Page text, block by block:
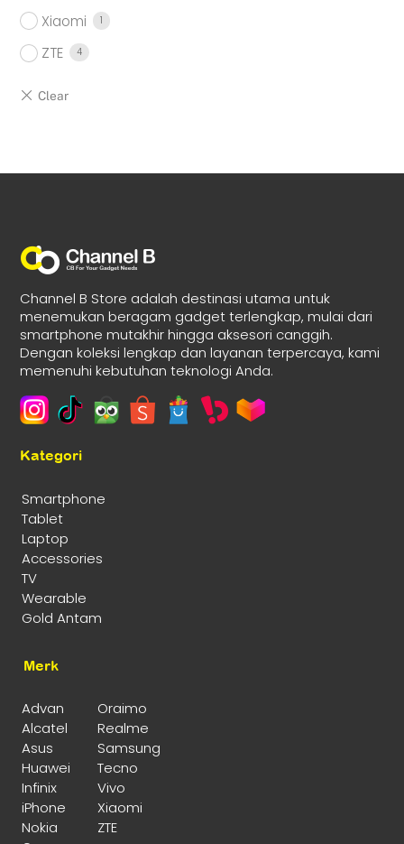
Xiaomi 1
ZTE 4
Channel B Store adalah destinasi utama untuk
menemukan beragam gadget terlengkap, mulai dari
smartphone mutakhir hingga aksesori canggih.
Dengan koleksi lengkap dan layanan terpercaya, kami
memenuhi kebutuhan teknologi Anda.
Kategori
Smartphone
Tablet
Laptop
Accessories
TV
Wearable
Gold Antam
Merk
Advan
Oraimo
Alcatel
Realme
Asus
Samsung
Huawei
Tecno
Infinix
Vivo
iPhone
Xiaomi
Nokia
ZTE